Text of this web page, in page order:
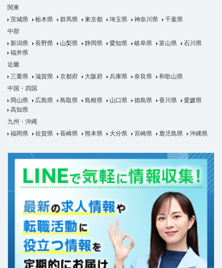
関東
茨城県
栃木県 群馬県 東京都 埼玉県 神奈川県
千葉県
中部
新潟県
長野県 山梨県 静岡県 愛知県 岐阜県 富山県
石川県
福井県
近畿
三重県
滋賀県 京都府 大阪府 兵庫県 奈良県
和歌山県
中国・四国
岡山県
広島県 鳥取県 島根県 山口県 徳島県 香川県
愛媛県
高知県
九州・沖縄
福岡県
佐賀県 長崎県 熊本県 大分県 宮崎県 鹿児島県 沖縄県